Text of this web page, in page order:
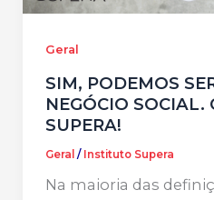
Geral
SIM, PODEMOS
NEGÓCIO SOCIAL.
SUPERA!
Geral / Instituto Supera
Na maioria das